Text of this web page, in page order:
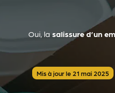
Oui, la salissure d’un
Mis à jour le 21 mai 2025